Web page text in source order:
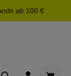
ab 100 €